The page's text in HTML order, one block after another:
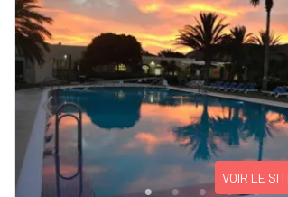
Previous
VOIR LE